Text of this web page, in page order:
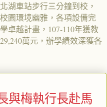
湖車站步行三分鐘到校，
園環境幽雅，各項設備完
卓越計畫，107-110年獲教
萬元，辦學績效深獲各
與梅執行長赴馬